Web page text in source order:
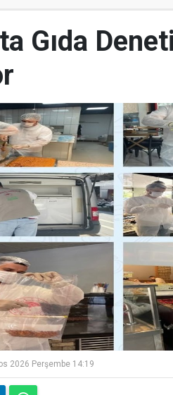
Gıda
2026 Perşembe 14:19